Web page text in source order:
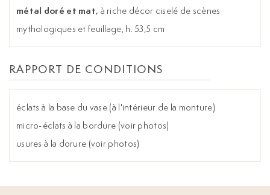
métal doré et mat, à riche décor ciselé de scènes
mythologiques et feuillage, h. 53,5 cm
RAPPORT DE CONDITIONS
éclats à la base du vase (à l'intérieur de la monture)
micro-éclats à la bordure (voir photos)
usures à la dorure (voir photos)